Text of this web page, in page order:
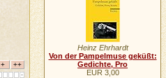
Heinz Ehrhardt
Von der Pampelmuse geküßt:
Gedichte, Pro
EUR 3,00